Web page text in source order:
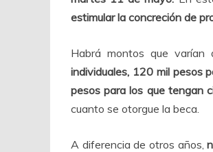
estimular la concreción de
Habrá montos que varían
individuales, 120 mil pesos
pesos para los que tengan
cuanto se otorgue la beca.
A diferencia de otros años,